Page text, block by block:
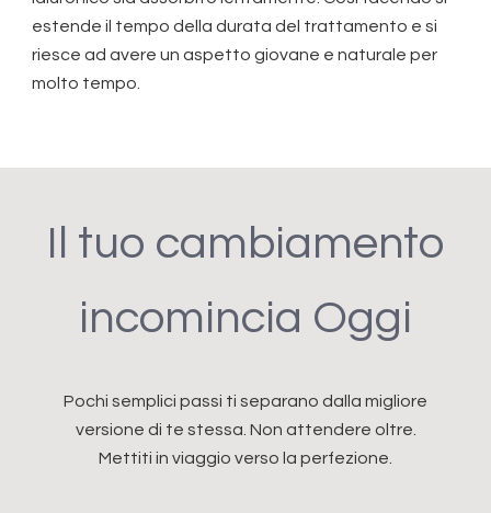
estende il tempo della durata del trattamento e si
riesce ad avere un aspetto giovane e naturale per
molto tempo.
Il tuo cambiamento
incomincia Oggi
Pochi semplici passi ti separano dalla migliore
versione di te stessa. Non attendere oltre.
Mettiti in viaggio verso la perfezione.